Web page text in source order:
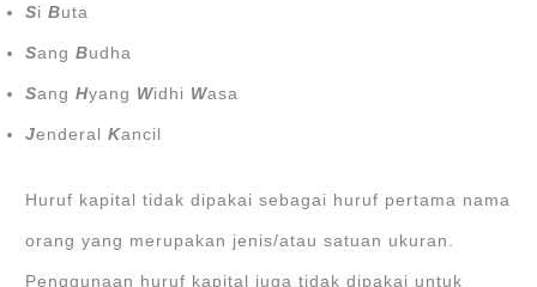
SiButa
SangBudha
SangHyang Widhi Wasa
JenderalKancil
Huruf kapital tidak dipakai sebagai huruf pertama nama
orang yang merupakan jenis/atau satuan ukuran.
Penggunaan huruf kapital juga tidak dipakai untuk